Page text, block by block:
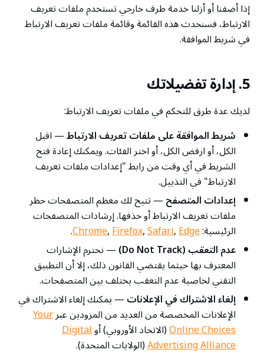
إذا أضفنا أو أزلنا خدمة طرف خارجي تستخدم ملفات تعريف
الارتباط، فسنحدث هذه القائمة وقائمة ملفات تعريف الارتباط
في شريط الموافقة.
5. إدارة تفضيلاتك
لديك عدة طرق للتحكم في ملفات تعريف الارتباط:
شريط الموافقة على ملفات تعريف الارتباط— اقبل
الكل، أو ارفض الكل، أو اختر الفئات. ويمكنك إعادة فتح
الشريط في أي وقت من رابط "إعدادات ملفات تعريف
الارتباط" في التذييل.
إعدادات المتصفح— تتيح لك معظم المتصفحات حظر
ملفات تعريف الارتباط أو حذفها. إرشادات المتصفحات
الرئيسية: Chrome,Firefox,Safari,Edge
.
عدم التعقب (Do Not Track)
— نحترم الإشارات
المعترف بها حيثما يقتضي القانون ذلك، إلا أن التطبيق
التقني لخاصية عدم التعقب يختلف بين المتصفحات.
إلغاء الاشتراك في الإعلانات— يمكنك إلغاء الاشتراك في
الإعلانات المخصصة من العديد من المزودين عبرYour
Online Choices(الاتحاد الأوروبي) أوDigital
Advertising Alliance(الولايات المتحدة).